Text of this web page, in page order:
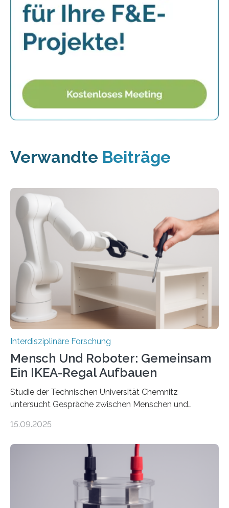
Verwandte Beiträge
Interdisziplinäre Forschung
Mensch Und Roboter: Gemeinsam
Ein IKEA-Regal Aufbauen
Studie der Technischen Universität Chemnitz
untersucht Gespräche zwischen Menschen und
Podcast. Bereits jetzt arbeiten Menschen eng mit
Industrie. In Zukunft wird das voraussichtlich noch
Roboter-Teams eigentlich währenddessen? Und vor
allem wie? „Uns interessiert, ob Menschen im Team mit
dem Roboter anders sprechen als im Team mit
15.09.2025